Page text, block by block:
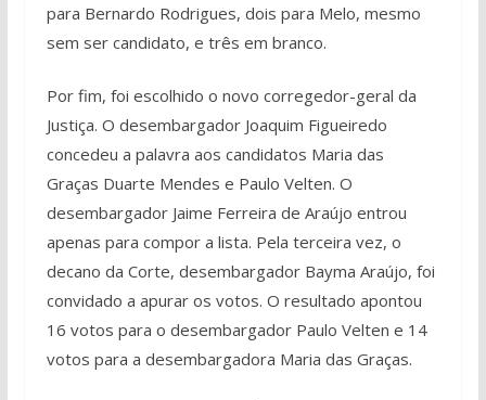
para Bernardo Rodrigues, dois para Melo, mesmo
sem ser candidato, e três em branco.
Por fim, foi escolhido o novo corregedor-geral da
Justiça. O desembargador Joaquim Figueiredo
concedeu a palavra aos candidatos Maria das
Graças Duarte Mendes e Paulo Velten. O
desembargador Jaime Ferreira de Araújo entrou
apenas para compor a lista. Pela terceira vez, o
decano da Corte, desembargador Bayma Araújo, foi
convidado a apurar os votos. O resultado apontou
16 votos para o desembargador Paulo Velten e 14
votos para a desembargadora Maria das Graças.